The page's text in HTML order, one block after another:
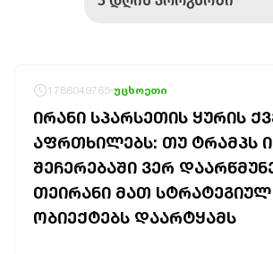
1786049765 უცხოეთი
ᲘᲠᲐᲜᲘ ᲡᲞᲐᲠᲡᲔᲗᲘᲡ ᲧᲣᲠᲘᲡ
ᲐᲤᲠᲗᲮᲘᲚᲔᲑᲡ: ᲗᲣ ᲢᲠᲐᲛᲞᲡ
ᲨᲔᲩᲔᲠᲔᲑᲐᲨᲘ ᲕᲔᲠ
ᲗᲔᲘᲠᲐᲜᲘ ᲛᲐᲗ ᲡᲢᲠᲐᲢᲔᲒᲘᲣᲚ
ᲝᲑᲘᲔᲥᲢᲔᲑᲡ ᲓᲐᲐᲠᲢᲧᲐᲛᲡ